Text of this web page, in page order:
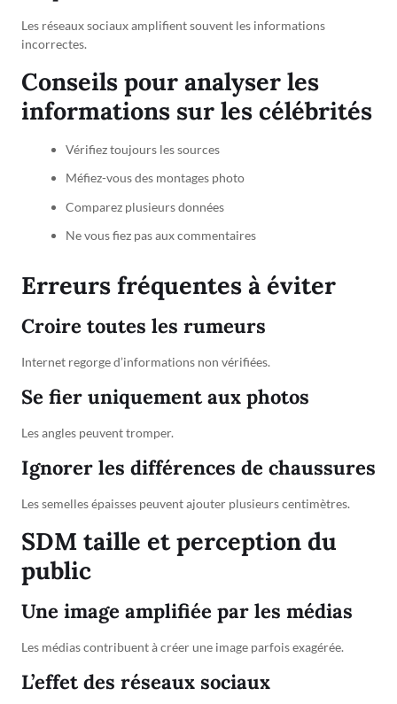
Les réseaux sociaux amplifient souvent les informations
incorrectes.
Conseils pour analyser les
informations sur les célébrités
Vérifiez toujours les sources
Méfiez-vous des montages photo
Comparez plusieurs données
Ne vous fiez pas aux commentaires
Erreurs fréquentes à éviter
Croire toutes les rumeurs
Internet regorge d’informations non vérifiées.
Se fier uniquement aux photos
Les angles peuvent tromper.
Ignorer les différences de chaussures
Les semelles épaisses peuvent ajouter plusieurs centimètres.
SDM taille et perception du
public
Une image amplifiée par les médias
Les médias contribuent à créer une image parfois exagérée.
L’effet des réseaux sociaux